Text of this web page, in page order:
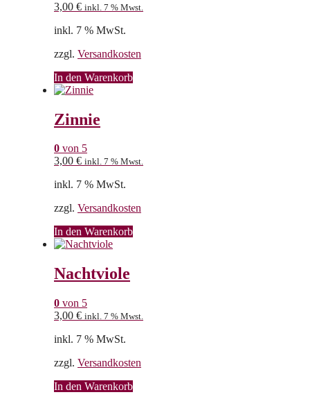
3,00 € inkl. 7 % Mwst.
inkl. 7 % MwSt.
zzgl. Versandkosten
In den Warenkorb
Zinnie
0 von 5
3,00 € inkl. 7 % Mwst.
inkl. 7 % MwSt.
zzgl. Versandkosten
In den Warenkorb
Nachtviole
0 von 5
3,00 € inkl. 7 % Mwst.
inkl. 7 % MwSt.
zzgl. Versandkosten
In den Warenkorb